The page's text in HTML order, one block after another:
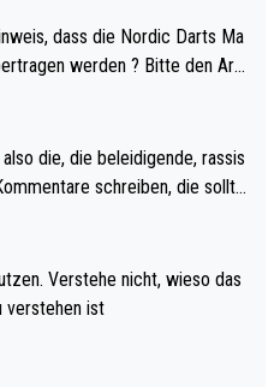
Qualifikation des Weltmei
Dies war bei Archie Self letzt
Weltmeister durch
dass Mitchel sich das (in Ve
werden ? Bitte den Arti
die, die beleidigende, rassis
schreiben, die sollte
eins wundert mich: Luke Little
der über Social Media GvV p
schießt öfters mal gegen Ric
Verstehe nicht, wieso das
verstehen ist